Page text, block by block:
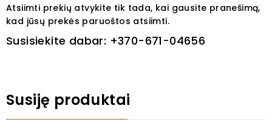
Atsiimti prekių atvykite tik tada, kai gausite pranešimą,
kad jūsų prekės paruoštos atsiimti.
Susisiekite dabar: +370-671-04656
Susiję produktai